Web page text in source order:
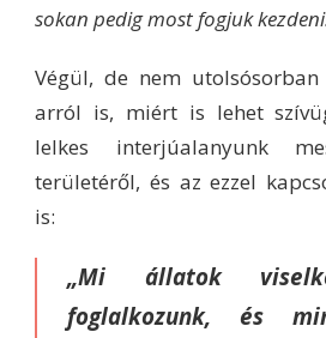
sokan pedig most fogjuk
Végül, de nem
arról is, miért is lehet
lelkes interjúalanyunk
területéről, és az ezzel
is:
„Mi állatok
foglalkozunk, és